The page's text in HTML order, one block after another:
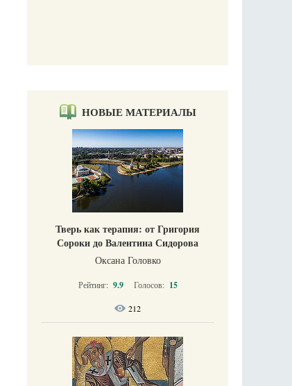
НОВЫЕ МАТЕРИАЛЫ
Тверь как терапия: от Григория
Сороки до Валентина Сидорова
Оксана Головко
Рейтинг: 9.9 Голосов: 15
212